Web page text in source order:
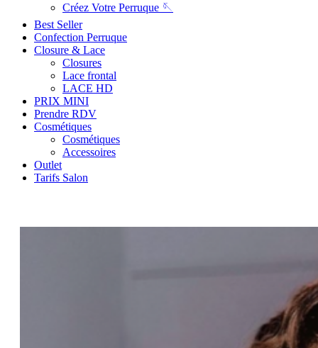
Créez Votre Perruque 🪡
Best Seller
Confection Perruque
Closure & Lace
Closures
Lace frontal
LACE HD
PRIX MINI
Prendre RDV
Cosmétiques
Cosmétiques
Accessoires
Outlet
Tarifs Salon